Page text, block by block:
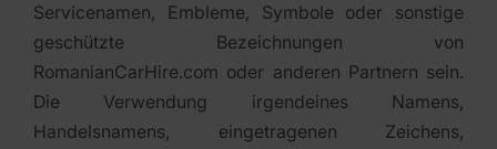
Servicenamen, Embleme, Symbole oder sonstige
geschützte Bezeichnungen von
RomanianCarHire.com oder anderen Partnern sein.
Die Verwendung irgendeines Namens,
Handelsnamens, eingetragenen Zeichens,